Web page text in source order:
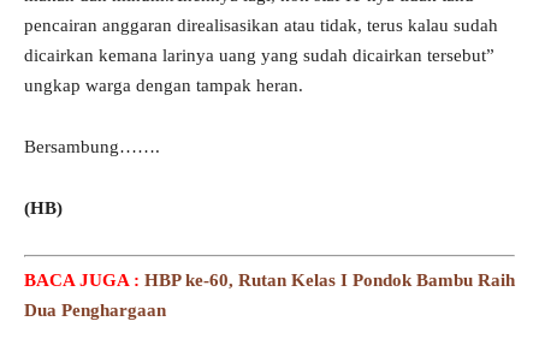
pencairan anggaran direalisasikan atau tidak, terus kalau sudah
dicairkan kemana larinya uang yang sudah dicairkan tersebut”
ungkap warga dengan tampak heran.
Bersambung…….
(HB)
BACA JUGA : HBP ke-60, Rutan Kelas I Pondok Bambu Raih
Dua Penghargaan